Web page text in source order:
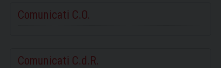
Comunicati C.O.
Comunicati C.d.R.